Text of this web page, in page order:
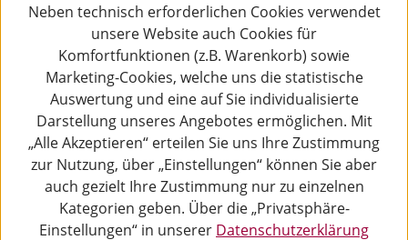
Neben technisch erforderlichen Cookies verwendet
unsere Website auch Cookies für
Komfortfunktionen (z.B. Warenkorb) sowie
Marketing-Cookies, welche uns die statistische
Auswertung und eine auf Sie individualisierte
Darstellung unseres Angebotes ermöglichen. Mit
„Alle Akzeptieren“ erteilen Sie uns Ihre Zustimmung
zur Nutzung, über „Einstellungen“ können Sie aber
auch gezielt Ihre Zustimmung nur zu einzelnen
Kategorien geben. Über die „Privatsphäre-
Einstellungen“ in unserer Datenschutzerklärung